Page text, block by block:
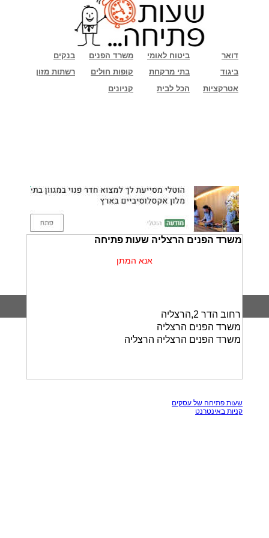
בנקים משרד הפנים ביטוח לאומי
דואר
רשתות מזון
קופות חולים בתי מרקחת
ביגוד
קניונים
הכל לבית אטרקציות
משרד הפנים הרצליה שעות פתיחה
אנא המתן
רחוב הדר 2,הרצליה
משרד הפנים הרצליה
משרד הפנים הרצליה הרצליה
שעות פתיחה של עסקים
קניות באינטרנט